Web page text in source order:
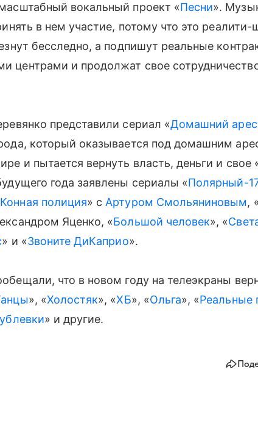
вокальный проект «Песни».
в нем участие, потому что это реалити-
бесследно, а подпишут реальные
центрами и продолжат свое
представили сериал «Домашний
который оказывается под домашним
и пытается вернуть власть, деньги и свое
года заявлены сериалы «Полярный-
Конная полиция» с Артуром Смольяниновым,
Яценко, «Большой человек», «
» и «Звоните ДиКаприо».
что в новом году на телеэкраны
», «Холостяк», «ХБ», «Ольга», «Реальные
» и другие.